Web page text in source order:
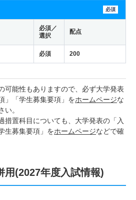
必須
必須／
選択
配点
必須 200
可能性もありますので、必ず大学発表
」「学生募集要項」をホームページな
い。
措置科目についても、大学発表の「入
生募集要項」をホームページなどで確
(2027年度入試情報)